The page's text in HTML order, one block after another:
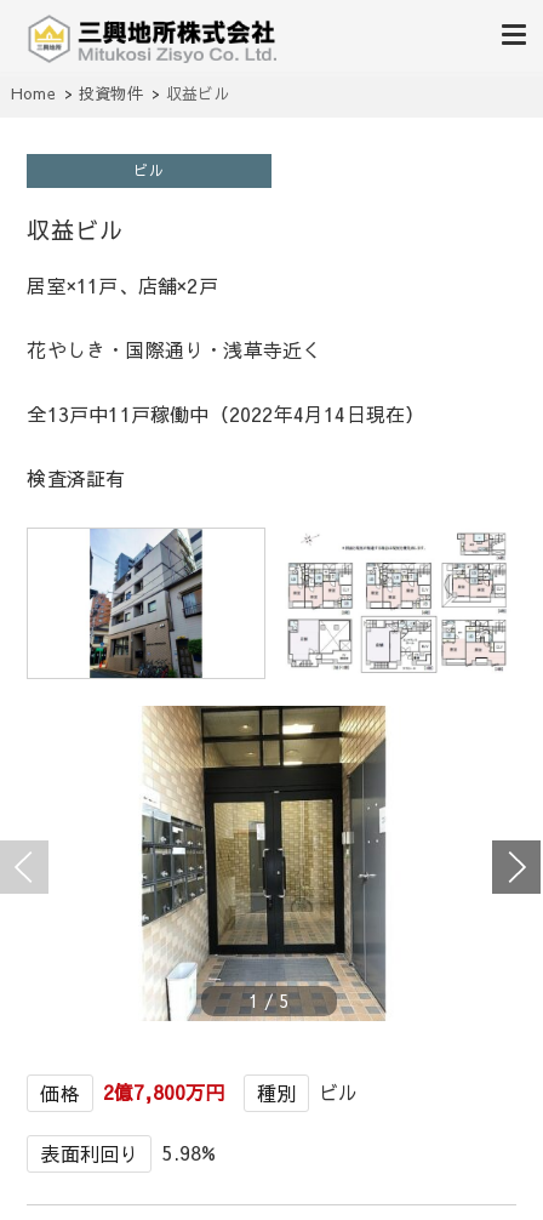
三興地所株式会社
不動産の売買、賃貸、仲介、管理
Home 投資物件 収益ビル
ビル
収益ビル
居室×11戸、店舗×2戸
花やしき・国際通り・浅草寺近く
全13戸中11戸稼働中（2022年4月14日現在）
検査済証有
1 /5
価格 2億7,800万円 種別 ビル
表面利回り 5.98%